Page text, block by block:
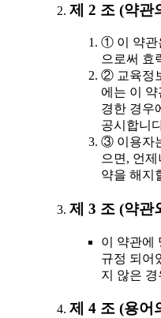
제 2 조 (약관
① 이 약관
으로써 효
② 교육정
에는 이
경한 경우
공시합니
③ 이용자
으면, 언
약을 해지
제 3 조 (약관
이 약관에
규정 되어
지 않은
제 4 조 (용어